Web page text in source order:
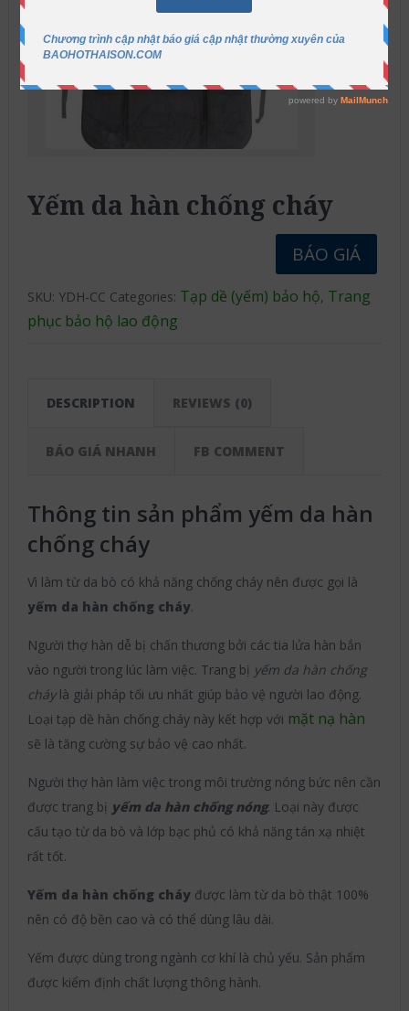
Yếm da hàn chống cháy
BÁO GIÁ
SKU: YDH-CC Categories: Tạp dề (yếm) bảo hộ, Trang
phục bảo hộ lao động
DESCRIPTION REVIEWS (0)
BÁO GIÁ NHANH FB COMMENT
Thông tin sản phẩm yếm da hàn
chống cháy
Vì làm từ da bò có khả năng chống cháy nên được gọi là
yếm da hàn chống cháy.
Người thợ hàn dễ bị chấn thương bởi các tia lửa hàn bắn
vào người trong lúc làm việc. Trang bị yếm da hàn chống
cháylà giải pháp tối ưu nhất giúp bảo vệ người lao động.
Loại tạp dề hàn chống cháy này kết hợp với mặt nạ hàn
sẽ là tăng cường sự bảo vệ cao nhất.
Người thợ hàn làm việc trong môi trường nóng bức nên cần
được trang bị yếm da hàn chống nóng. Loại này được
cấu tạo từ da bò và lớp bạc phủ có khả năng tán xạ nhiệt
rất tốt.
Yếm da hàn chống cháyđược làm từ da bò thật 100%
nên có độ bền cao và có thể dùng lâu dài.
Yếm được dùng trong ngành cơ khí là chủ yếu. Sản phẩm
được kiểm định chất lượng thông hành.